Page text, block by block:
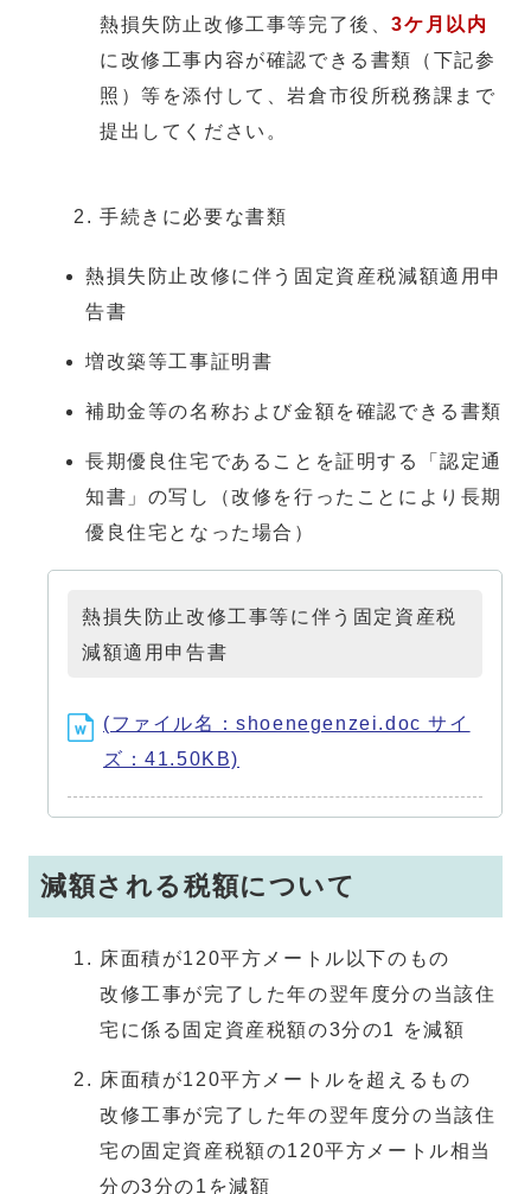
熱損失防止改修工事等完了後、3ケ月以内
に改修工事内容が確認できる書類（下記参
照）等を添付して、岩倉市役所税務課まで
提出してください。
手続きに必要な書類
熱損失防止改修に伴う固定資産税減額適用申
告書
増改築等工事証明書
補助金等の名称および金額を確認できる書類
長期優良住宅であることを証明する「認定通
知書」の写し（改修を行ったことにより長期
優良住宅となった場合）
熱損失防止改修工事等に伴う固定資産税
減額適用申告書
(ファイル名：shoenegenzei.doc サイ
ズ：41.50KB)
減額される税額について
床面積が120平方メートル以下のもの
改修工事が完了した年の翌年度分の当該住
宅に係る固定資産税額の3分の1 を減額
床面積が120平方メートルを超えるもの
改修工事が完了した年の翌年度分の当該住
宅の固定資産税額の120平方メートル相当
分の3分の1を減額